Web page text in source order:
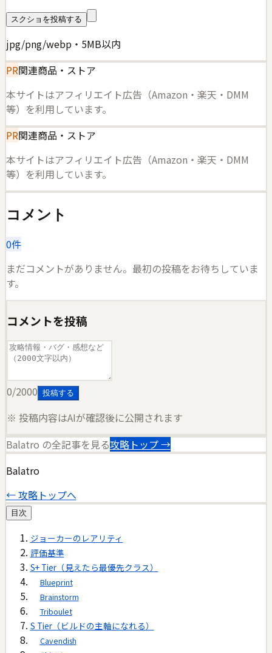
スクショを投稿する
jpg/png/webp・5MB以内
PR関連商品・ストア
本サイトはアフィリエイト広告（Amazon・楽天・DMM
等）を利用しています。
PR関連商品・ストア
本サイトはアフィリエイト広告（Amazon・楽天・DMM
等）を利用しています。
コメント
0件
まだコメントがありません。最初の投稿をお待ちしていま
す。
コメントを投稿
0/2000 投稿する
※ 投稿内容はAIが確認後に公開されます
Balatro の全記事を見る攻略トップ →
Balatro
← 攻略トップへ
目次
ジョーカーのレアリティ
評価基準
S+ Tier（見えたら最優先クラス）
Blueprint
Brainstorm
Triboulet
S Tier（ビルドの主軸になれる）
Cavendish